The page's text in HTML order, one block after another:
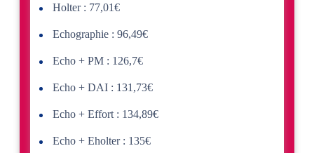
Holter : 77,01€
Echographie : 96,49€
Echo + PM : 126,7€
Echo + DAI : 131,73€
Echo + Effort : 134,89€
Echo + Eholter : 135€